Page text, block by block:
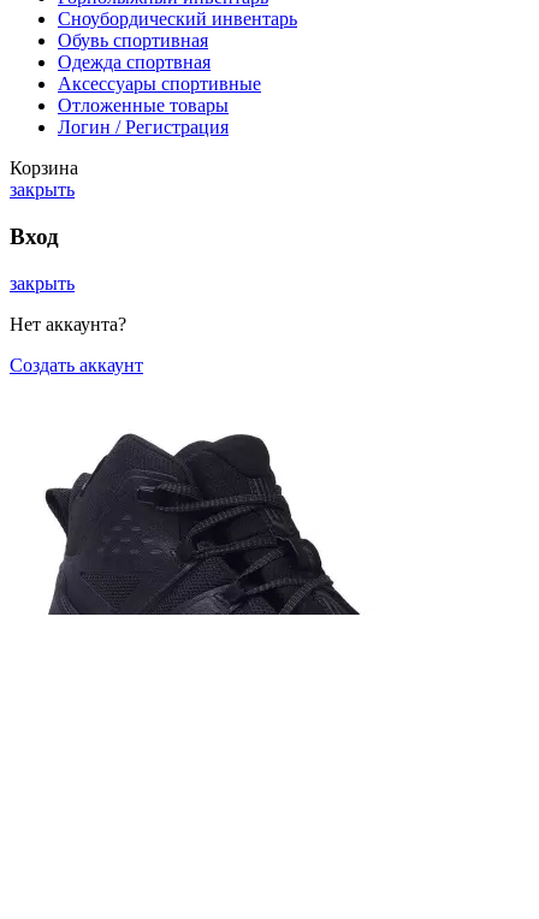
Сноубордический инвентарь
Обувь спортивная
Одежда спортвная
Аксессуары спортивные
Отложенные товары
Логин / Регистрация
Корзина
закрыть
Вход
закрыть
Нет аккаунта?
Создать аккаунт